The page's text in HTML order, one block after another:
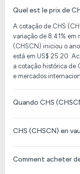
Quel est le prix de
A cotação de CHS
variação de 8.41% em
(CHSCN) iniciou o
está em US$ 25.20.
a cotação histórica de
e mercados
Quando CHS
CHS (CHSCN) en
Comment acheter